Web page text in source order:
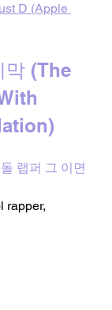
D (Apple
막 (The
랩퍼 그 이면
rapper,